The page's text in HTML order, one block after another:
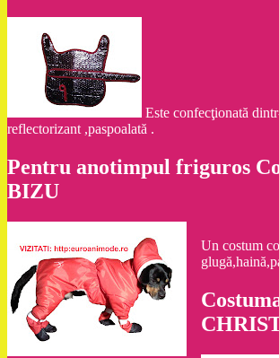
Este confecţionată
reflectorizant ,paspoalată .
Pentru anotimpul friguros
BIZU
Un costum